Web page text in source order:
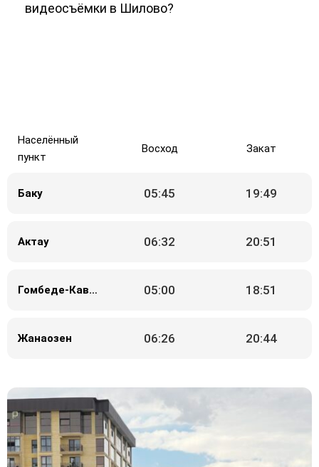
видеосъёмки в Шилово?
Населённый
пункт
Восход Закат
Баку 05:45 19:49
Актау 06:32 20:51
Гомбеде-Кавус 05:00 18:51
Жанаозен 06:26 20:44